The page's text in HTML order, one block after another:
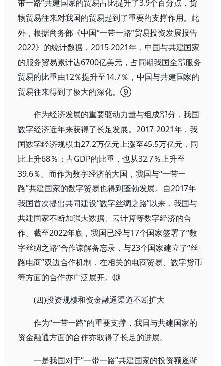
带一路”共建国家的贸易占比提升了3.9个百分点，货
物贸易往来对我国的贸易起到了重要的支撑作用。此
外，根据商务部《中国“一带一路”贸易投资发展报告
2022》的统计数据，2015-2021年，中国与共建国家
的服务贸易累计达6700亿美元，占同期我国全部服务
贸易的比重由12％提升至14.7％，中国与共建国家的
贸易往来得到了极大的深化。⑨
作为经济发展的重要驱动力量与组成部分，我国
数字经济近年来获得了长足发展。2017-2021年，我
国数字经济规模由27.2万亿元上涨至45.5万亿元，同
比上升68％；占GDP的比重，也从32.7％上升至
39.6％。而作为数字经济的大国，我国与“一带一
路”共建国家的数字贸易也得到蓬勃发展。自2017年
我国首次提出共同建设“数字丝绸之路”以来，我国与
共建国家不断加强大数据、云计算等数字经济的合
作。截至2022年底，我国已经与17个国家签署了“数
字丝绸之路”合作谅解备忘录，与23个国家建立了“丝
路电商”双边合作机制，在相关的电商贸易、数字货币
等方面的合作亦广泛展开。⑩
(四)投资规模和资金融通渠道不断扩大
作为“一带一路”的重要支撑，我国与共建国家的
资金融通方面的合作亦取得了长足的进展。
一是我国对于“一带一路”共建国家的投资额逐渐